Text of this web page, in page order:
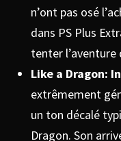
n’ont pas osé
dans PS Plus
tenter
Like a Dragon:
extrêmement
un ton décalé
Dragon. Son